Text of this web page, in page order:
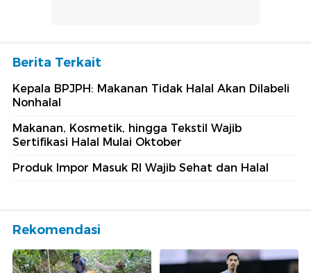
Berita Terkait
Kepala BPJPH: Makanan Tidak Halal Akan Dilabeli
Nonhalal
Makanan, Kosmetik, hingga Tekstil Wajib
Sertifikasi Halal Mulai Oktober
Produk Impor Masuk RI Wajib Sehat dan Halal
Rekomendasi